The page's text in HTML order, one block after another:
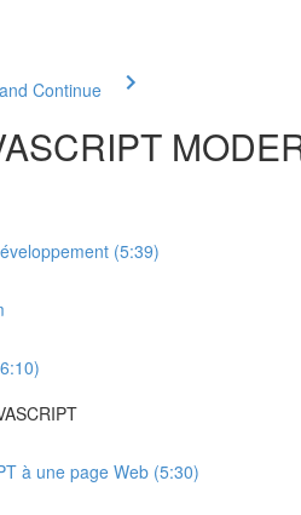
Continue
(5:39)
à une page Web (5:30)